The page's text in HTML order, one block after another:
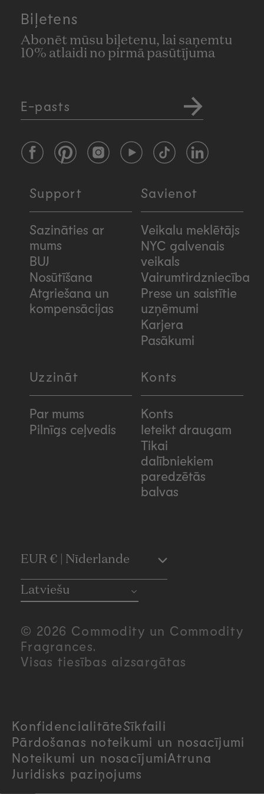
Biļetens
Abonēt mūsu biļetenu, lai saņemtu
10% atlaidi no pirmā pasūtījuma
E-pasts
FacebookPinterestInstagramYouTubeTikTokLinkedIn
Support
Sazināties ar
mums
BUJ
Nosūtīšana
Atgriešana un
kompensācijas
Savienot
Veikalu meklētājs
NYC galvenais
veikals
Vairumtirdzniecība
Prese un saistītie
uzņēmumi
Karjera
Pasākumi
Uzzināt
Par mums
Pilnīgs ceļvedis
Konts
Konts
Ieteikt draugam
Tikai
dalībniekiem
paredzētās
balvas
C
o
u
n
y
/
EUR € | Nīderlande
Latviešu
© 2026 Commodity un Commodity
Fragrances.
Visas tiesības aizsargātas
KonfidencialitāteSīkfaili
Pārdošanas noteikumi un nosacījumi
Noteikumi un nosacījumiAtruna
Juridisks paziņojums